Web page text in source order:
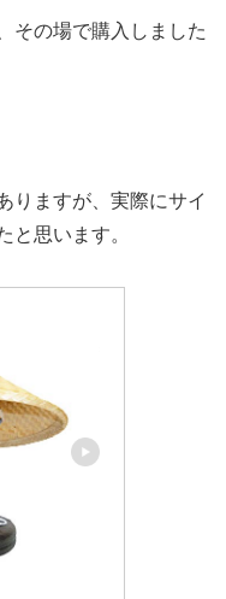
その場で購入しました
りますが、実際にサイ
と思います。